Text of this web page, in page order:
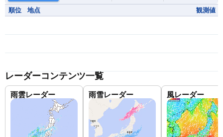
順位 地点 観測値
レーダーコンテンツ一覧
雨雲レーダー 雨雪レーダー 風レーダー